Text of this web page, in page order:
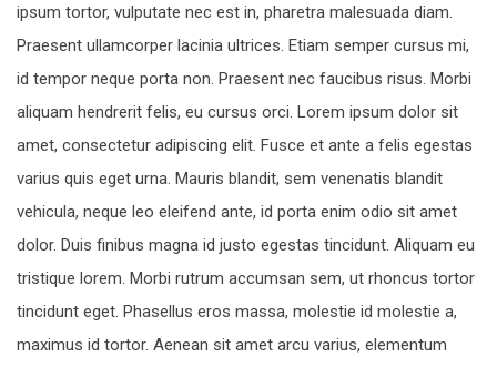
ipsum tortor, vulputate nec est in, pharetra malesuada diam.
Praesent ullamcorper lacinia ultrices. Etiam semper cursus mi,
id tempor neque porta non. Praesent nec faucibus risus. Morbi
aliquam hendrerit felis, eu cursus orci. Lorem ipsum dolor sit
amet, consectetur adipiscing elit. Fusce et ante a felis egestas
varius quis eget urna. Mauris blandit, sem venenatis blandit
vehicula, neque leo eleifend ante, id porta enim odio sit amet
dolor. Duis finibus magna id justo egestas tincidunt. Aliquam eu
tristique lorem. Morbi rutrum accumsan sem, ut rhoncus tortor
tincidunt eget. Phasellus eros massa, molestie id molestie a,
maximus id tortor. Aenean sit amet arcu varius, elementum